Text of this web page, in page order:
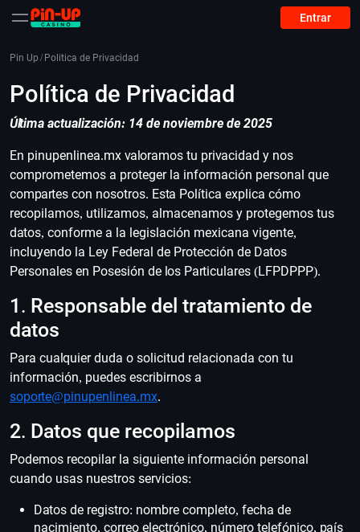
Entrar
Pin Up / Politica de Privacidad
Política de Privacidad
Última actualización: 14 de noviembre de 2025
En pinupenlinea.mx valoramos tu privacidad y nos
comprometemos a proteger la información personal que
compartes con nosotros. Esta Política explica cómo
recopilamos, utilizamos, almacenamos y protegemos tus
datos, conforme a la legislación mexicana vigente,
incluyendo la Ley Federal de Protección de Datos
Personales en Posesión de los Particulares (LFPDPPP).
1. Responsable del tratamiento de
datos
Para cualquier duda o solicitud relacionada con tu
información, puedes escribirnos a
soporte@pinupenlinea.mx.
2. Datos que recopilamos
Podemos recopilar la siguiente información personal
cuando usas nuestros servicios:
Datos de registro: nombre completo, fecha de
nacimiento, correo electrónico, número telefónico, país